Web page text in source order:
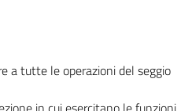
a tutte le operazioni del seggio